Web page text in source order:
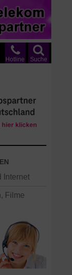
Suche
Hotline
Internet
Filme